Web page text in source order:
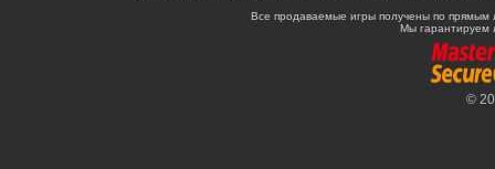
Все продаваемые игры получены по
Мы гарантируем
©